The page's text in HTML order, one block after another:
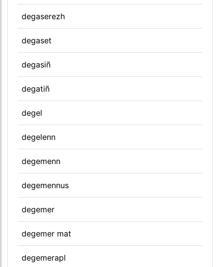
degaserezh
degaset
degasiñ
degatiñ
degel
degelenn
degemenn
degemennus
degemer
degemer mat
degemerapl